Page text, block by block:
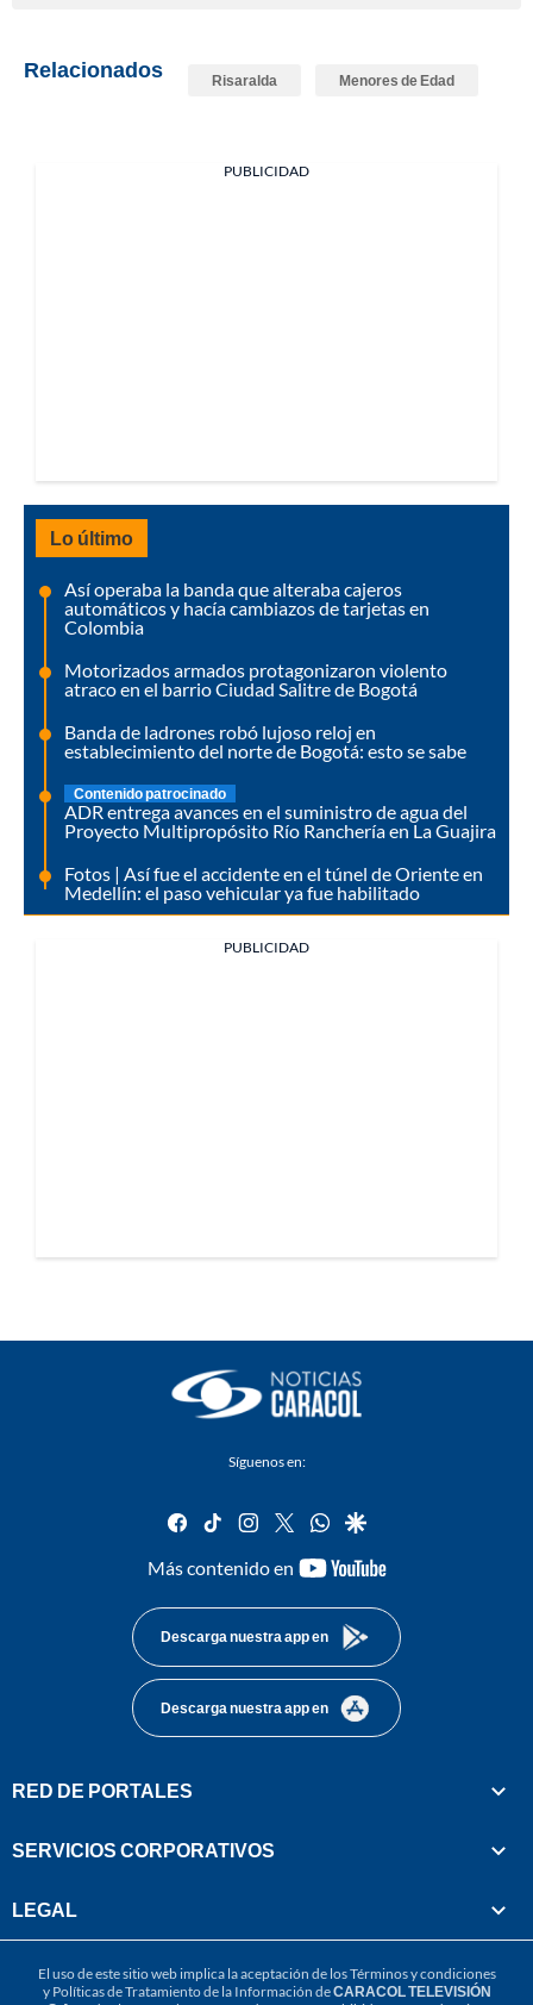
Relacionados Risaralda Menores de Edad
PUBLICIDAD
Lo último
Así operaba la banda que alteraba cajeros
automáticos y hacía cambiazos de tarjetas en
Colombia
Motorizados armados protagonizaron violento
atraco en el barrio Ciudad Salitre de Bogotá
Banda de ladrones robó lujoso reloj en
establecimiento del norte de Bogotá: esto se sabe
Contenido patrocinado
ADR entrega avances en el suministro de agua del
Proyecto Multipropósito Río Ranchería en La Guajira
Fotos | Así fue el accidente en el túnel de Oriente en
Medellín: el paso vehicular ya fue habilitado
PUBLICIDAD
Síguenos en:
facebook
tiktok instagram
twitterwhatsapp
google
Más contenido en
youtube-
Descarga nuestra app en
Descarga nuestra app en
RED DE PORTALES
SERVICIOS CORPORATIVOS
LEGAL
El uso de este sitio web implica la aceptación de losTérminos y condiciones
y Políticas de Tratamiento de la Información deCARACOL TELEVISIÓN